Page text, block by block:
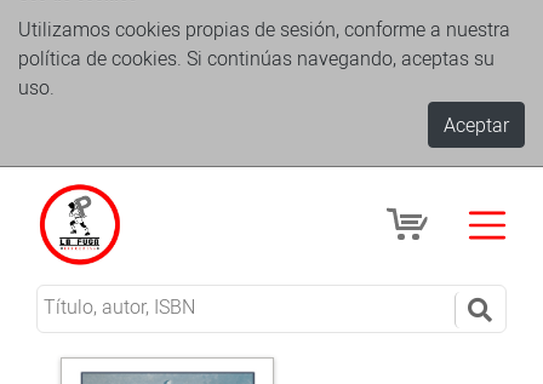
Utilizamos cookies propias de sesión, conforme a nuestra
política de cookies. Si continúas navegando, aceptas su
uso.
Aceptar